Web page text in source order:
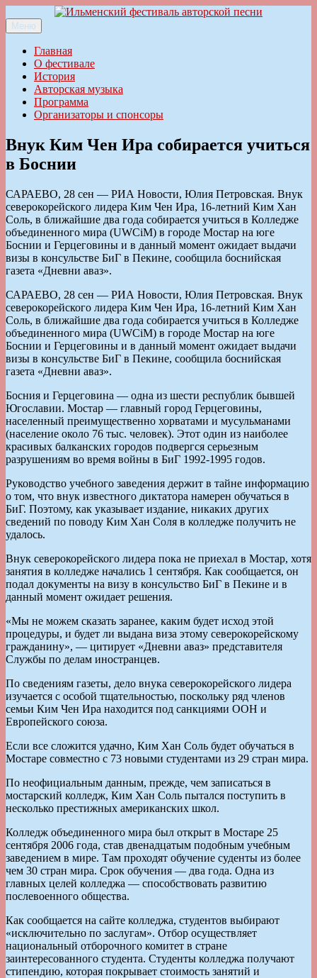
к
содержимому
Ильменский фестиваль авторской песни
Меню
Главная
О фестивале
История
Авторская музыка
Программа
Организаторы и спонсоры
Внук Ким Чен Ира собирается учиться
в Боснии
САРАЕВО, 28 сен — РИА Новости, Юлия Петровская. Внук
северокорейского лидера Ким Чен Ира, 16-летний Ким Хан
Соль, в ближайшие два года собирается учиться в Колледже
объединенного мира (UWCiM) в городе Мостар на юге
Боснии и Герцеговины и в данный момент ожидает выдачи
визы в консульстве БиГ в Пекине, сообщила боснийская
газета «Дневни аваз».
САРАЕВО, 28 сен — РИА Новости, Юлия Петровская. Внук
северокорейского лидера Ким Чен Ира, 16-летний Ким Хан
Соль, в ближайшие два года собирается учиться в Колледже
объединенного мира (UWCiM) в городе Мостар на юге
Боснии и Герцеговины и в данный момент ожидает выдачи
визы в консульстве БиГ в Пекине, сообщила боснийская
газета «Дневни аваз».
Босния и Герцеговина — одна из шести республик бывшей
Югославии. Мостар — главный город Герцеговины,
населенный преимущественно хорватами и мусульманами
(население около 76 тыс. человек). Этот один из наиболее
красивых балканских городов подвергся серьезным
разрушениям во время войны в БиГ 1992-1995 годов.
Руководство учебного заведения держит в тайне информацию
о том, что внук известного диктатора намерен обучаться в
БиГ. Поэтому, как указывает издание, никаких других
сведений по поводу Ким Хан Соля в колледже получить не
удалось.
Внук северокорейского лидера пока не приехал в Мостар, хотя
занятия в колледже начались 1 сентября. Как сообщается, он
подал документы на визу в консульство БиГ в Пекине и в
данный момент ожидает решения.
«Мы не можем сказать заранее, каким будет исход этой
процедуры, и будет ли выдана виза этому северокорейскому
гражданину», — цитирует «Дневни аваз» представителя
Службы по делам иностранцев.
По сведениям газеты, дело внука северокорейского лидера
изучается с особой тщательностью, поскольку ряд членов
семьи Ким Чен Ира находится под санкциями ООН и
Европейского союза.
Если все сложится удачно, Ким Хан Соль будет обучаться в
Мостаре совместно с 73 новыми студентами из 29 стран мира.
По неофициальным данным, прежде, чем записаться в
мостарский колледж, Ким Хан Соль пытался поступить в
несколько престижных американских школ.
Колледж объединенного мира был открыт в Мостаре 25
сентября 2006 года, став двенадцатым подобным учебным
заведением в мире. Там проходят обучение суденты из более
чем 30 стран мира. Срок обучения — два года. Одна из
главных целей колледжа — способствовать развитию
послевоенного общества.
Как сообщается на сайте колледжа, студентов выбирают
«исключительно по заслугам». Отбор осуществляет
национальный отборочного комитет в стране
заинтересованного студента. Студенты колледжа получают
стипендию, которая покрывает стоимость занятий и